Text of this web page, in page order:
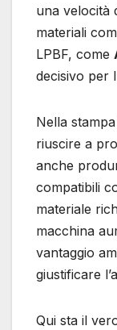
una velocità
materiali
LPBF, come
decisivo per
Nella
riuscire a
anche
compatibili
materiale
macchina
vantaggio
giustificare
Qui sta il